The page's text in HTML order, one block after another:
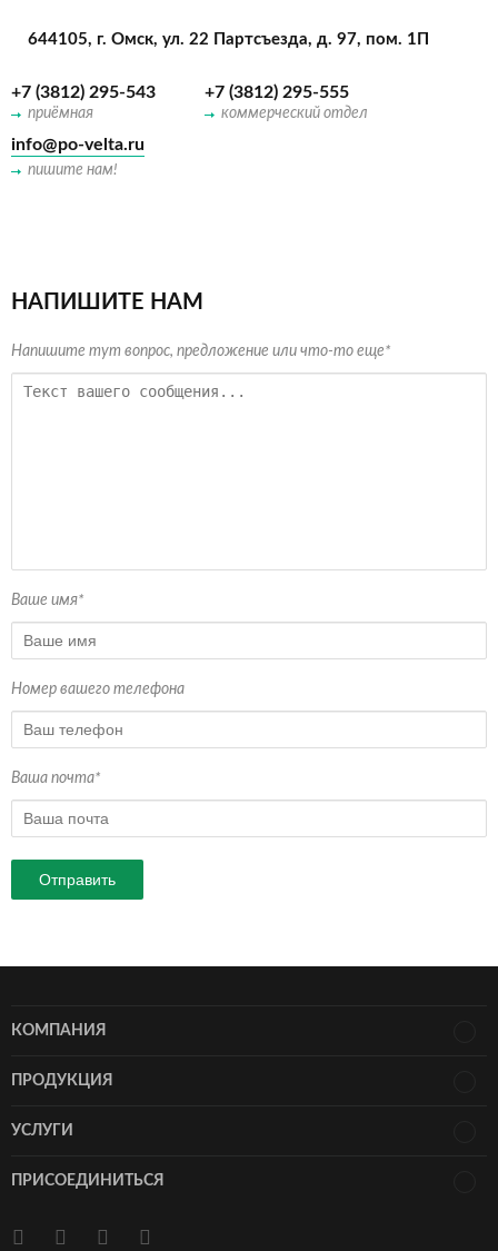
644105, г. Омск, ул. 22 Партсъезда, д. 97, пом. 1П
+7 (3812) 295-543
приёмная
+7 (3812) 295-555
коммерческий отдел
info@po-velta.ru
пишите нам!
НАПИШИТЕ НАМ
Напишите тут вопрос, предложение или что-то еще*
Ваше имя*
Номер вашего телефона
Ваша почта*
КОМПАНИЯ
ПРОДУКЦИЯ
УСЛУГИ
ПРИСОЕДИНИТЬСЯ